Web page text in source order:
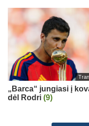
„Barca“ jungiasi į
dėl Rodri (9)